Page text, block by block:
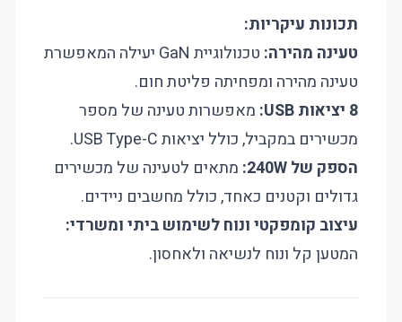
תכונות עיקריות:
טעינה מהירה:
טכנולוגיית GaN יעילה המאפשרת
טעינה מהירה ומפחיתה פליטת חום.
8 יציאות USB:
מאפשרות טעינה של מספר
מכשירים במקביל, כולל יציאות USB Type-C.
הספק של 240W:
מתאים לטעינה של מכשירים
גדולים וקטנים כאחד, כולל מחשבים ניידים.
עיצוב קומפקטי ונוח לשימוש ביתי ומשרדי:
המטען קל ונוח לנשיאה ולאחסון.